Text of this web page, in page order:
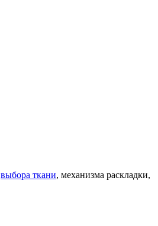
выбора ткани, механизма раскладки,